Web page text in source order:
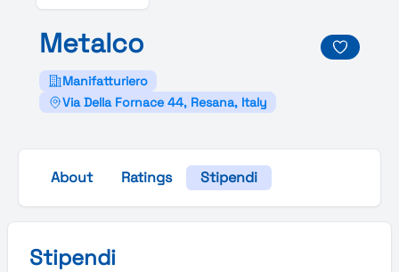
Metalco
Manifatturiero
Via Della Fornace 44, Resana, Italy
About Ratings Stipendi
Stipendi